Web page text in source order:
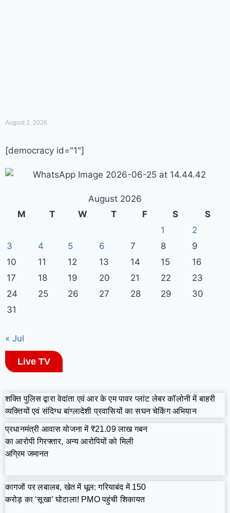
August 2, 2026
[democracy id="1"]
August 2026
M
T W T F S
S
1
2
3
4 5 6 7 8
9
10
11 12 13 14 15
16
17
18 19 20 21 22
23
24
25 26 27 28 29
30
31
« Jul
Live TV
शक्ति पुलिस द्वारा वेदांता एवं आर के एम पावर प्लांट लेबर कॉलोनी में बाहरी
व्यक्तियों एवं संदिग्ध बांग्लादेशी प्रवासियों का सघन चेकिंग अभियान
प्रधानमंत्री आवास योजना में ₹21.09 लाख गबन
का आरोपी गिरफ्तार, अन्य आरोपियों को मिली
अग्रिम जमानत
कागजों पर लबालब, खेत में धूल: गरियाबंद में 150
करोड़ का ‘सूखा’ घोटाला! PMO पहुंची शिकायत